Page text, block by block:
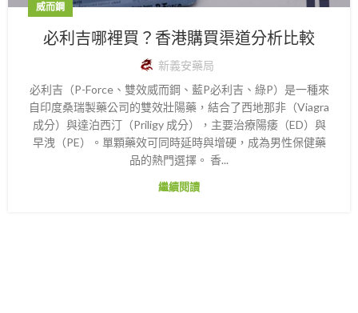
威而鋼
必利吉哪裡買？香港購買渠道分析比較
新義安藥局
必利吉（P-Force、雙效威而鋼、藍P必利吉、綠P）是一種來
自印度桑瑞製藥公司的雙效壯陽藥，結合了西地那非（Viagra
成分）與達泊西汀（Priligy 成分），主要治療陽痿（ED）與
早洩（PE）。單顆藥效可同時延時與增硬，成為男性保健藥
品的熱門選擇。 香...
繼續閱讀